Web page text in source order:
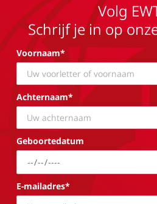
Volg
Schrijf je in op
Voornaam*
Achternaam*
Geboortedatum
E-mailadres*